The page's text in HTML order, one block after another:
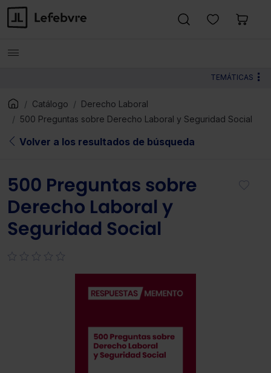
TEMÁTICAS
Catálogo
Derecho Laboral
500 Preguntas sobre Derecho Laboral y Seguridad Social
Volver a los resultados de búsqueda
500 Preguntas sobre
Derecho Laboral y
Seguridad Social